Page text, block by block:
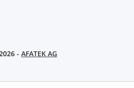
- AFATEK AG